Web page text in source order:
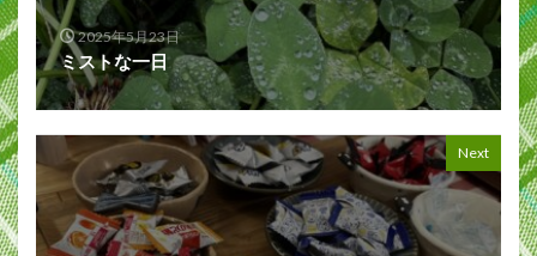
2025年5月23日
ミストな一日
Next